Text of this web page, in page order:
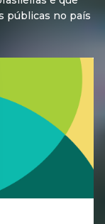
públicas no país